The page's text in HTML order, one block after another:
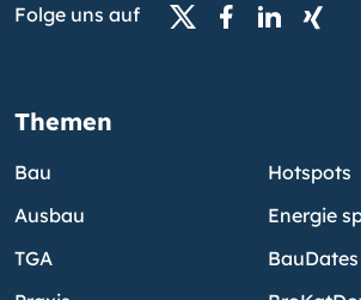
Folge uns auf
Themen
Bau
Ausbau
TGA
Hotspots
Energie
BauDates